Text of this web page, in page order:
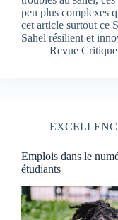
peu plus complexes
cet article surtout ce
Sahel résilient et
Revue Critique
Emplois dans le
étudiants